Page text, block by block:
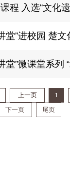
上一页 1
下一页
尾页